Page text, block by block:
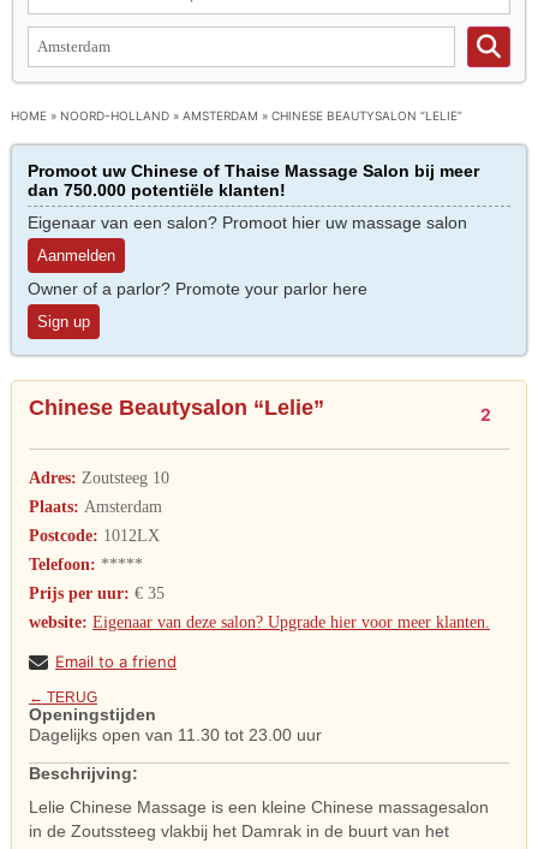
HOME » NOORD-HOLLAND » AMSTERDAM » CHINESE BEAUTYSALON “LELIE”
Promoot uw Chinese of Thaise Massage Salon bij meer
dan 750.000 potentiële klanten!
Eigenaar van een salon? Promoot hier uw massage salon
Aanmelden
Owner of a parlor? Promote your parlor here
Sign up
Chinese Beautysalon “Lelie” 2
Adres: Zoutsteeg 10
Plaats: Amsterdam
Postcode: 1012LX
Telefoon: *****
Prijs per uur: € 35
website: Eigenaar van deze salon? Upgrade hier voor meer klanten.
Email to a friend
← TERUG
Openingstijden
Dagelijks open van 11.30 tot 23.00 uur
Beschrijving:
Lelie Chinese Massage is een kleine Chinese massagesalon
in de Zoutssteeg vlakbij het Damrak in de buurt van het